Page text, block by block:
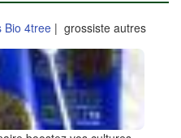
Bio 4tree| grossiste autres